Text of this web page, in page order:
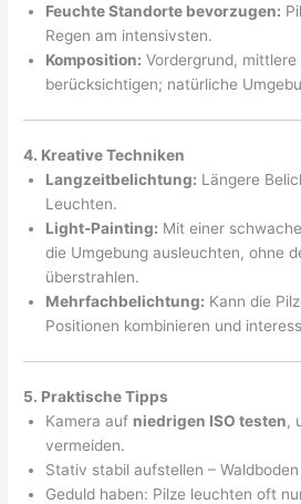
Feuchte Standorte bevorzugen:
Regen am intensivsten.
Komposition: Vordergrund,
berücksichtigen; natürliche
4. Kreative Techniken
Langzeitbelichtung: Längere
Leuchten.
Light-Painting: Mit einer
die Umgebung ausleuchten, ohne
überstrahlen.
Mehrfachbelichtung: Kann die
Positionen kombinieren und
5. Praktische Tipps
Kamera auf niedrigen ISO testen,
vermeiden.
Stativ stabil aufstellen –
Geduld haben: Pilze leuchten oft